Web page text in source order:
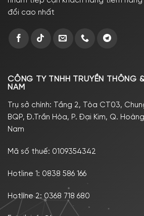
đổi cao nhất
CÔNG TY TNHH TRUYỀN THÔNG
NAM
Trụ sở chính: Tầng 2, Tòa CT03,
BQP, Đ.Trần Hòa, P. Đại Kim, Q.
Nam
Mã số thuế: 0109354342
Hotline 1: 0838 586 166
Hotline 2: 0368 718 680